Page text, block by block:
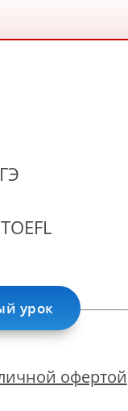
урок
офертой